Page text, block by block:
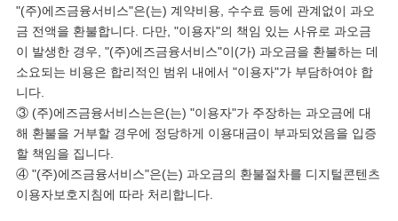
"(주)에즈금융서비스"은(는) 계약비용, 수수료 등에 관계없이 과오
금 전액을 환불합니다. 다만, "이용자"의 책임 있는 사유로 과오금
이 발생한 경우, "(주)에즈금융서비스"이(가) 과오금을 환불하는 데
소요되는 비용은 합리적인 범위 내에서 "이용자"가 부담하여야 합
니다.
③ (주)에즈금융서비스는은(는) "이용자"가 주장하는 과오금에 대
해 환불을 거부할 경우에 정당하게 이용대금이 부과되었음을 입증
할 책임을 집니다.
④ "(주)에즈금융서비스"은(는) 과오금의 환불절차를 디지털콘텐츠
이용자보호지침에 따라 처리합니다.